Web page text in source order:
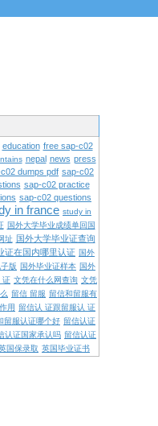
education free sap-c02
nepal news press
dumps pdf sap-c02
sap-c02 practice
sap-c02 questions
in france study in
国外大学毕业成绩单回国
址 国外大学毕业证查询
证在国内哪里认证 国外
版 国外毕业证样本 国外
证 文凭在什么网查询 文凭
留信 留服 留信和留服有
用 留信认 证跟留服认 证
留服认证哪个好 留信认证
认证国家承认吗 留信认证
国保录取 英国毕业证书